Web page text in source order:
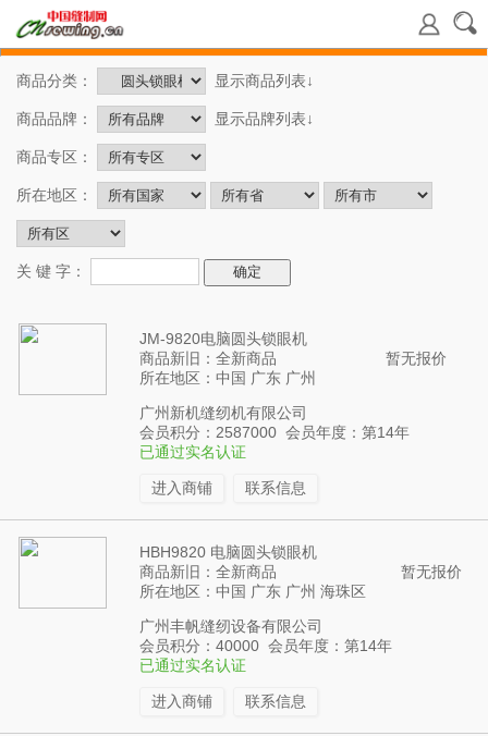
商品分类： 显示商品列表↓
商品品牌： 显示品牌列表↓
商品专区：
所在地区：
关 键 字：
JM-9820电脑圆头锁眼机
商品新旧：全新商品
所在地区：中国 广东 广州
暂无报价
广州新机缝纫机有限公司
会员积分：2587000 会员年度：第14年
已通过实名认证
进入商铺 联系信息
HBH9820 电脑圆头锁眼机
商品新旧：全新商品
所在地区：中国 广东 广州 海珠区
暂无报价
广州丰帆缝纫设备有限公司
会员积分：40000 会员年度：第14年
已通过实名认证
进入商铺 联系信息